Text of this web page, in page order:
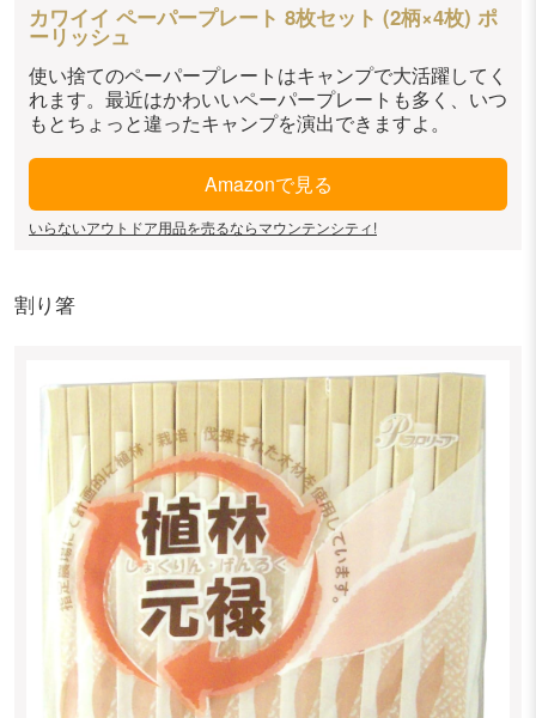
カワイイ ペーパープレート 8枚セット (2柄×4枚) ポ
ーリッシュ
使い捨てのペーパープレートはキャンプで大活躍してく
れます。最近はかわいいペーパープレートも多く、いつ
もとちょっと違ったキャンプを演出できますよ。
Amazonで見る
いらないアウトドア用品を売るならマウンテンシティ!
割り箸